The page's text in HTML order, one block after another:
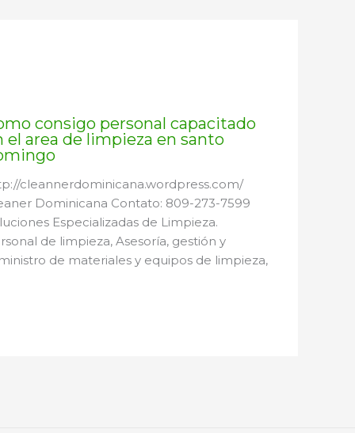
consigo personal capacitado
el area de limpieza en santo
cleannerdominicana.wordpress.com/
Dominicana Contato: 809-273-7599
Especializadas de Limpieza.
de limpieza, Asesoría, gestión y
de materiales y equipos de limpieza,